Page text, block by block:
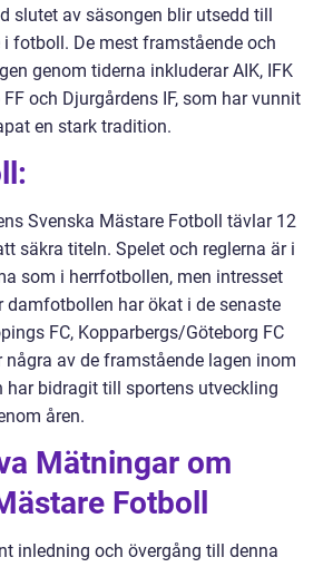
slutet av säsongen blir utsedd till
fotboll. De mest framstående och
genom tiderna inkluderar AIK, IFK
och Djurgårdens IF, som har vunnit
en stark tradition.
Svenska Mästare Fotboll tävlar 12
säkra titeln. Spelet och reglerna är i
som i herrfotbollen, men intresset
damfotbollen har ökat i de senaste
FC, Kopparbergs/Göteborg FC
några av de framstående lagen inom
bidragit till sportens utveckling
åren.
Mätningar om
Fotboll
inledning och övergång till denna